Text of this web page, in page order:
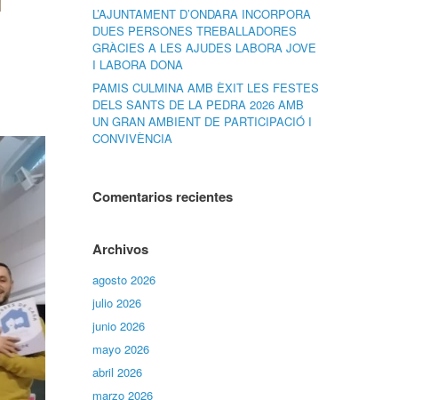
L’AJUNTAMENT D’ONDARA INCORPORA
DUES PERSONES TREBALLADORES
GRÀCIES A LES AJUDES LABORA JOVE
I LABORA DONA
PAMIS CULMINA AMB ÈXIT LES FESTES
DELS SANTS DE LA PEDRA 2026 AMB
UN GRAN AMBIENT DE PARTICIPACIÓ I
CONVIVÈNCIA
Comentarios recientes
Archivos
agosto 2026
julio 2026
junio 2026
mayo 2026
abril 2026
marzo 2026